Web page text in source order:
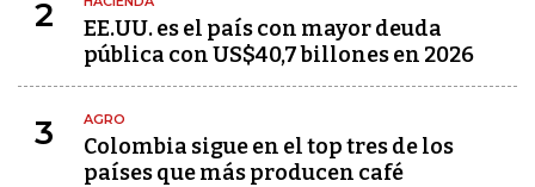
2
EE.UU. es el país con mayor deuda
pública con US$40,7 billones en 2026
3 AGRO
Colombia sigue en el top tres de los
países que más producen café